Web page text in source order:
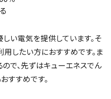
い電気を提供しています。そ
したい方におすすめです。ま
で、先ずはキューエネスでん
すすめです。